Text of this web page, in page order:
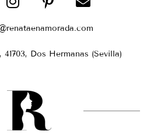
41703, Dos Hermanas (Sevilla)